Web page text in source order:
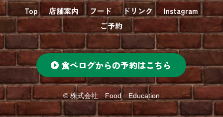
Top 店舗案内 フード ドリンク
Instagram
ご予約
食べログからの予約はこちら
© 株式会社 Food Education